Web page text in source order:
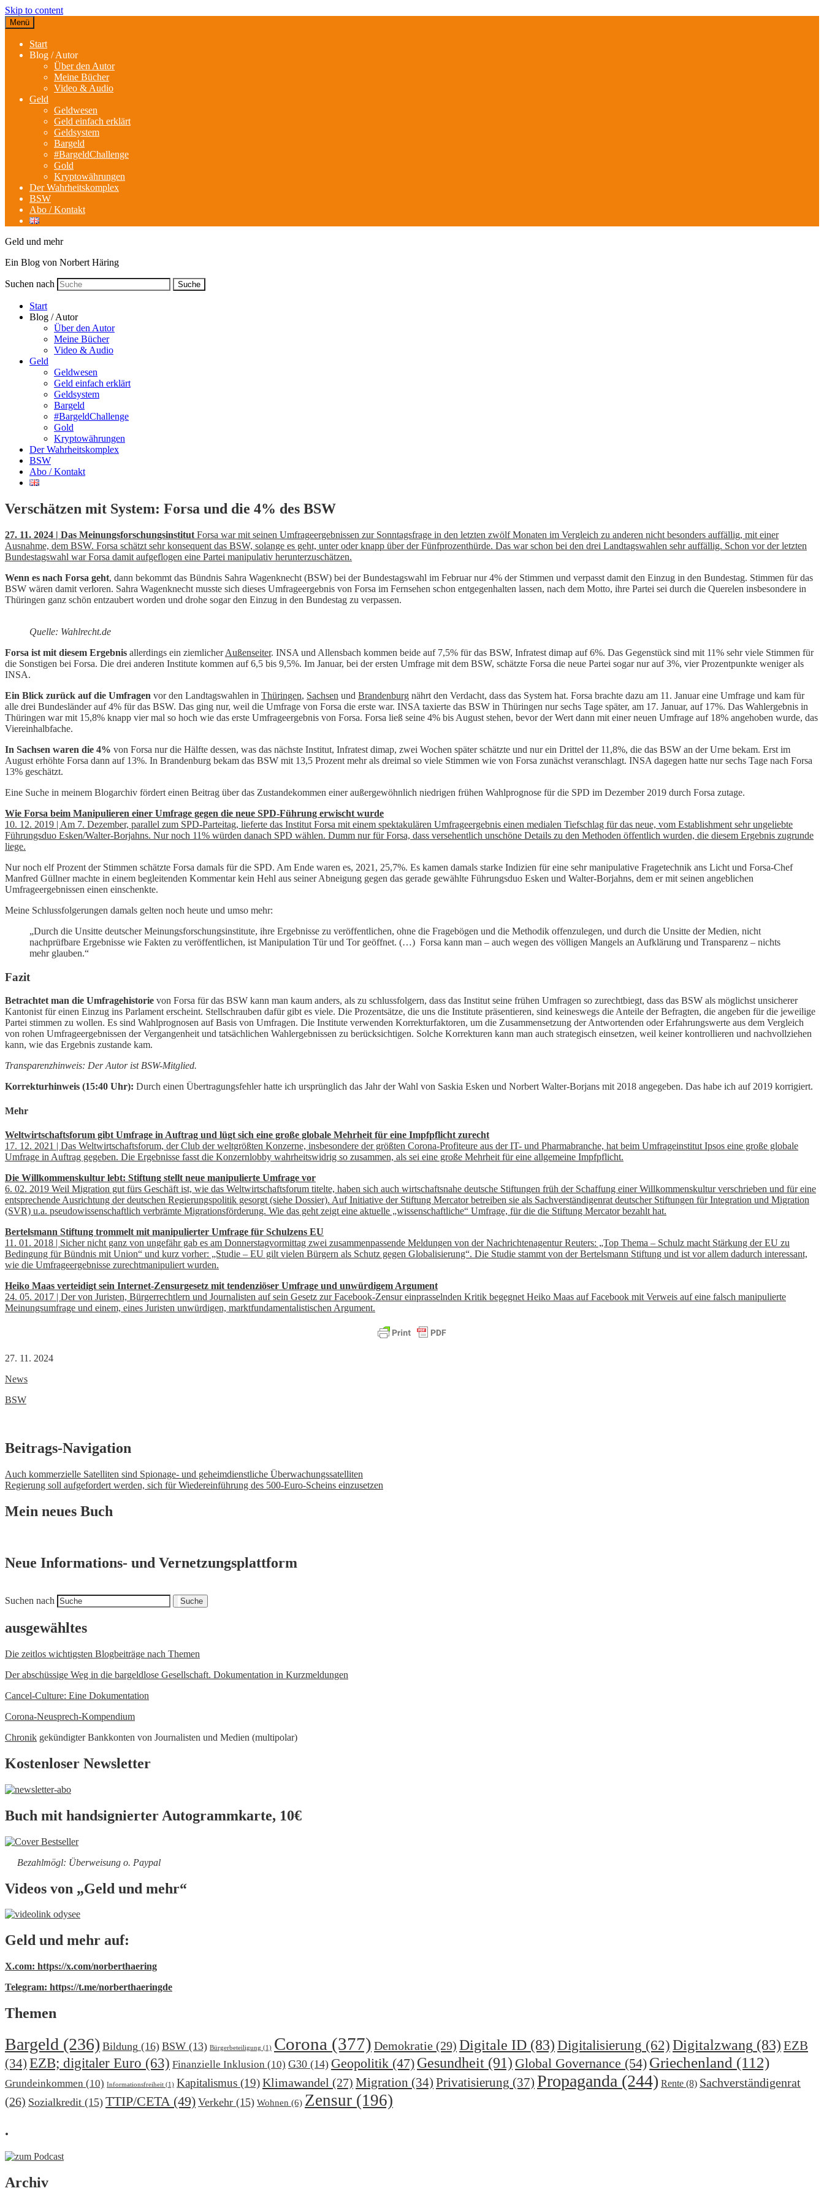
Skip to content
Menü
Start
Blog / Autor
Über den Autor
Meine Bücher
Video & Audio
Geld
Geldwesen
Geld einfach erklärt
Geldsystem
Bargeld
#BargeldChallenge
Gold
Kryptowährungen
Der Wahrheitskomplex
BSW
Abo / Kontakt
Geld und mehr
Ein Blog von Norbert Häring
Suchen nach Suche
Start
Blog / Autor
Über den Autor
Meine Bücher
Video & Audio
Geld
Geldwesen
Geld einfach erklärt
Geldsystem
Bargeld
#BargeldChallenge
Gold
Kryptowährungen
Der Wahrheitskomplex
BSW
Abo / Kontakt
Verschätzen mit System: Forsa und die 4% des BSW
27. 11. 2024 | Das Meinungsforschungsinstitut Forsa war mit seinen Umfrageergebnissen zur Sonntagsfrage in den letzten zwölf Monaten im Vergleich zu anderen nicht besonders auffällig, mit einer
Ausnahme, dem BSW. Forsa schätzt sehr konsequent das BSW, solange es geht, unter oder knapp über der Fünfprozenthürde. Das war schon bei den drei Landtagswahlen sehr auffällig. Schon vor der letzten
Bundestagswahl war Forsa damit aufgeflogen eine Partei manipulativ herunterzuschätzen.
Wenn es nach Forsa geht, dann bekommt das Bündnis Sahra Wagenknecht (BSW) bei der Bundestagswahl im Februar nur 4% der Stimmen und verpasst damit den Einzug in den Bundestag. Stimmen für das
BSW wären damit verloren. Sahra Wagenknecht musste sich dieses Umfrageergebnis von Forsa im Fernsehen schon entgegenhalten lassen, nach dem Motto, ihre Partei sei durch die Querelen insbesondere in
Thüringen ganz schön entzaubert worden und drohe sogar den Einzug in den Bundestag zu verpassen.
Quelle: Wahlrecht.de
Forsa ist mit diesem Ergebnis allerdings ein ziemlicherAußenseiter. INSA und Allensbach kommen beide auf 7,5% für das BSW, Infratest dimap auf 6%. Das Gegenstück sind mit 11% sehr viele Stimmen für
die Sonstigen bei Forsa. Die drei anderen Institute kommen auf 6,5 bis 9,5%. Im Januar, bei der ersten Umfrage mit dem BSW, schätzte Forsa die neue Partei sogar nur auf 3%, vier Prozentpunkte weniger als
INSA.
Ein Blick zurück auf die Umfragen vor den Landtagswahlen in Thüringen, Sachsen und Brandenburg nährt den Verdacht, dass das System hat. Forsa brachte dazu am 11. Januar eine Umfrage und kam für
alle drei Bundesländer auf 4% für das BSW. Das ging nur, weil die Umfrage von Forsa die erste war. INSA taxierte das BSW in Thüringen nur sechs Tage später, am 17. Januar, auf 17%. Das Wahlergebnis in
Thüringen war mit 15,8% knapp vier mal so hoch wie das erste Umfrageergebnis von Forsa. Forsa ließ seine 4% bis August stehen, bevor der Wert dann mit einer neuen Umfrage auf 18% angehoben wurde, das
Viereinhalbfache.
In Sachsen waren die 4% von Forsa nur die Hälfte dessen, was das nächste Institut, Infratest dimap, zwei Wochen später schätzte und nur ein Drittel der 11,8%, die das BSW an der Urne bekam. Erst im
August erhöhte Forsa dann auf 13%. In Brandenburg bekam das BSW mit 13,5 Prozent mehr als dreimal so viele Stimmen wie von Forsa zunächst veranschlagt. INSA dagegen hatte nur sechs Tage nach Forsa
13% geschätzt.
Eine Suche in meinem Blogarchiv fördert einen Beitrag über das Zustandekommen einer außergewöhnlich niedrigen frühen Wahlprognose für die SPD im Dezember 2019 durch Forsa zutage.
Wie Forsa beim Manipulieren einer Umfrage gegen die neue SPD-Führung erwischt wurde
10. 12. 2019 | Am 7. Dezember, parallel zum SPD-Parteitag, lieferte das Institut Forsa mit einem spektakulären Umfrageergebnis einen medialen Tiefschlag für das neue, vom Establishment sehr ungeliebte
Führungsduo Esken/Walter-Borjahns. Nur noch 11% würden danach SPD wählen. Dumm nur für Forsa, dass versehentlich unschöne Details zu den Methoden öffentlich wurden, die diesem Ergebnis zugrunde
liege.
Nur noch elf Prozent der Stimmen schätzte Forsa damals für die SPD. Am Ende waren es, 2021, 25,7%. Es kamen damals starke Indizien für eine sehr manipulative Fragetechnik ans Licht und Forsa-Chef
Manfred Güllner machte in einem begleitenden Kommentar kein Hehl aus seiner Abneigung gegen das gerade gewählte Führungsduo Esken und Walter-Borjahns, dem er mit seinen angeblichen
Umfrageergebnissen einen einschenkte.
Meine Schlussfolgerungen damals gelten noch heute und umso mehr:
„Durch die Unsitte deutscher Meinungsforschungsinstitute, ihre Ergebnisse zu veröffentlichen, ohne die Fragebögen und die Methodik offenzulegen, und durch die Unsitte der Medien, nicht
nachprüfbare Ergebnisse wie Fakten zu veröffentlichen, ist Manipulation Tür und Tor geöffnet. (…) Forsa kann man – auch wegen des völligen Mangels an Aufklärung und Transparenz – nichts
mehr glauben.“
Fazit
Betrachtet man die Umfragehistorie von Forsa für das BSW kann man kaum anders, als zu schlussfolgern, dass das Institut seine frühen Umfragen so zurechtbiegt, dass das BSW als möglichst unsicherer
Kantonist für einen Einzug ins Parlament erscheint. Stellschrauben dafür gibt es viele. Die Prozentsätze, die uns die Institute präsentieren, sind keineswegs die Anteile der Befragten, die angeben für die jeweilige
Partei stimmen zu wollen. Es sind Wahlprognosen auf Basis von Umfragen. Die Institute verwenden Korrekturfaktoren, um die Zusammensetzung der Antwortenden oder Erfahrungswerte aus dem Vergleich
von rohen Umfrageergebnissen der Vergangenheit und tatsächlichen Wahlergebnissen zu berücksichtigen. Solche Korrekturen kann man auch strategisch einsetzen, weil keiner kontrollieren und nachvollziehen
kann, wie das Ergebnis zustande kam.
Transparenzhinweis: Der Autor ist BSW-Mitglied.
Korrekturhinweis (15:40 Uhr): Durch einen Übertragungsfehler hatte ich ursprünglich das Jahr der Wahl von Saskia Esken und Norbert Walter-Borjans mit 2018 angegeben. Das habe ich auf 2019 korrigiert.
Mehr
Weltwirtschaftsforum gibt Umfrage in Auftrag und lügt sich eine große globale Mehrheit für eine Impfpflicht zurecht
17. 12. 2021 | Das Weltwirtschaftsforum, der Club der weltgrößten Konzerne, insbesondere der größten Corona-Profiteure aus der IT- und Pharmabranche, hat beim Umfrageinstitut Ipsos eine große globale
Umfrage in Auftrag gegeben. Die Ergebnisse fasst die Konzernlobby wahrheitswidrig so zusammen, als sei eine große Mehrheit für eine allgemeine Impfpflicht.
Die Willkommenskultur lebt: Stiftung stellt neue manipulierte Umfrage vor
6. 02. 2019 Weil Migration gut fürs Geschäft ist, wie das Weltwirtschaftsforum titelte, haben sich auch wirtschaftsnahe deutsche Stiftungen früh der Schaffung einer Willkommenskultur verschrieben und für eine
entsprechende Ausrichtung der deutschen Regierungspolitik gesorgt (siehe Dossier). Auf Initiative der Stiftung Mercator betreiben sie als Sachverständigenrat deutscher Stiftungen für Integration und Migration
(SVR) u.a. pseudowissenschaftlich verbrämte Migrationsförderung. Wie das geht zeigt eine aktuelle „wissenschaftliche“ Umfrage, für die die Stiftung Mercator bezahlt hat.
Bertelsmann Stiftung trommelt mit manipulierter Umfrage für Schulzens EU
11. 01. 2018 | Sicher nicht ganz von ungefähr gab es am Donnerstagvormittag zwei zusammenpassende Meldungen von der Nachrichtenagentur Reuters: „Top Thema – Schulz macht Stärkung der EU zu
Bedingung für Bündnis mit Union“ und kurz vorher: „Studie – EU gilt vielen Bürgern als Schutz gegen Globalisierung“. Die Studie stammt von der Bertelsmann Stiftung und ist vor allem dadurch interessant,
wie die Umfrageergebnisse zurechtmanipuliert wurden.
Heiko Maas verteidigt sein Internet-Zensurgesetz mit tendenziöser Umfrage und unwürdigem Argument
24. 05. 2017 | Der von Juristen, Bürgerrechtlern und Journalisten auf sein Gesetz zur Facebook-Zensur einprasselnden Kritik begegnet Heiko Maas auf Facebook mit Verweis auf eine falsch manipulierte
Meinungsumfrage und einem, eines Juristen unwürdigen, marktfundamentalistischen Argument.
27. 11. 2024
News
BSW
Beitrags-Navigation
Auch kommerzielle Satelliten sind Spionage- und geheimdienstliche Überwachungssatelliten
Regierung soll aufgefordert werden, sich für Wiedereinführung des 500-Euro-Scheins einzusetzen
Mein neues Buch
Neue Informations- und Vernetzungsplattform
Suchen nach Suche
ausgewähltes
Die zeitlos wichtigsten Blogbeiträge nach Themen
Der abschüssige Weg in die bargeldlose Gesellschaft. Dokumentation in Kurzmeldungen
Cancel-Culture: Eine Dokumentation
Corona-Neusprech-Kompendium
Chronik gekündigter Bankkonten von Journalisten und Medien (multipolar)
Kostenloser Newsletter
Buch mit handsignierter Autogrammkarte, 10€
Bezahlmögl: Überweisung o. Paypal
Videos von „Geld und mehr“
Geld und mehr auf:
X.com: https://x.com/norberthaering
Telegram: https://t.me/norberthaeringde
Themen
Bargeld (236) Bildung (16) BSW (13) Bürgerbeteiligung (1) Corona (377) Demokratie (29) Digitale ID (83) Digitalisierung (62) Digitalzwang (83) EZB
(34) EZB; digitaler Euro (63) Finanzielle Inklusion (10) G30 (14) Geopolitik (47) Gesundheit (91) Global Governance (54) Griechenland (112)
Grundeinkommen (10) Informationsfreiheit (1) Kapitalismus (19)Klimawandel (27) Migration (34) Privatisierung (37) Propaganda (244) Rente (8) Sachverständigenrat
(26) Sozialkredit (15) TTIP/CETA(49) Verkehr (15) Wohnen (6) Zensur (196)
.
Archiv